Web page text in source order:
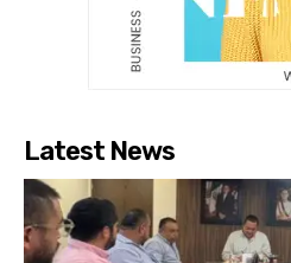
Latest News